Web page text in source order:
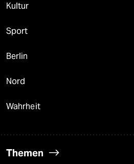
Kultur
Sport
Berlin
Nord
Wahrheit
Themen